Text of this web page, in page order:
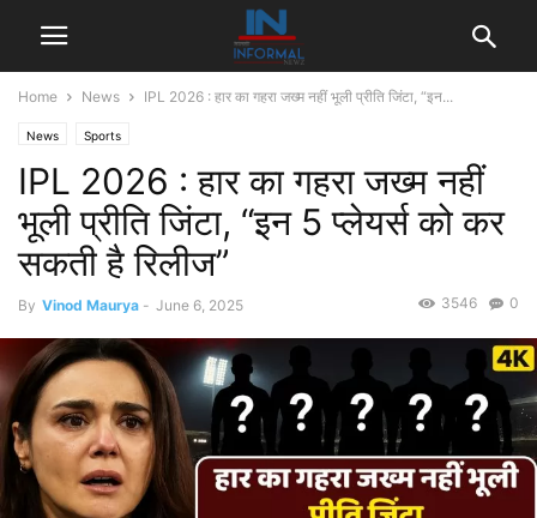
Home News IPL 2026 : हार का गहरा जख्म नहीं भूली प्रीति जिंटा, “इन...
News Sports
IPL 2026 : हार का गहरा जख्म नहीं
भूली प्रीति जिंटा, “इन 5 प्लेयर्स को कर
सकती है रिलीज”
By Vinod Maurya - June 6, 2025 0
3546